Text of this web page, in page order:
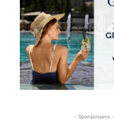
- Sponzorisano -